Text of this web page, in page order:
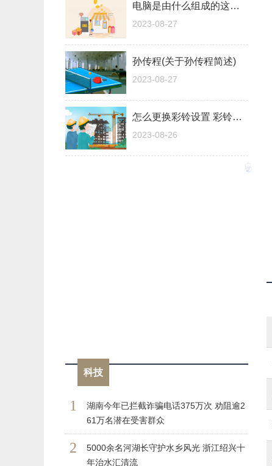
电脑是由什么组成的这些东西有什么作用（电脑是由什么组成的）
2023-08-27
孙传程(关于孙传程简述)
2023-08-27
怎么更换彩铃设置 彩铃设置
2023-08-26
科技
1
湖南今年已拦截诈骗电话375万次 劝阻逾2
61万名潜在受害群众
2
5000余名河湖长守护水乡风光 浙江绍兴十
年治水汇清流